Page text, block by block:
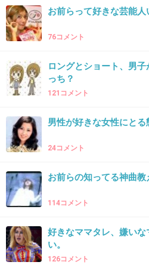
37. 匿名2012/12/22(土) 08:31:03
久保田利伸 with Naomi
90年代と言えば岡本真夜
39. 匿名 2012/12/22(土) 08:33:10
聞きたくなります
お前らって好きな芸能人
76コメント
ロングとショート、男
っち？
121コメント
男性が好きな女性にとる
24コメント
お前らの知ってる神曲教
114コメント
好きなママタレ、嫌い
い。
126コメント